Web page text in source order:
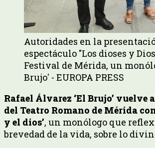
Autoridades en la
espectáculo "Los dioses y
Festival de Mérida, un
Brujo' - EUROPA PRESS
Rafael Álvarez ‘El Brujo’ vuelve
del Teatro Romano de Mérida
y el dios’, un monólogo que
brevedad de la vida, sobre lo